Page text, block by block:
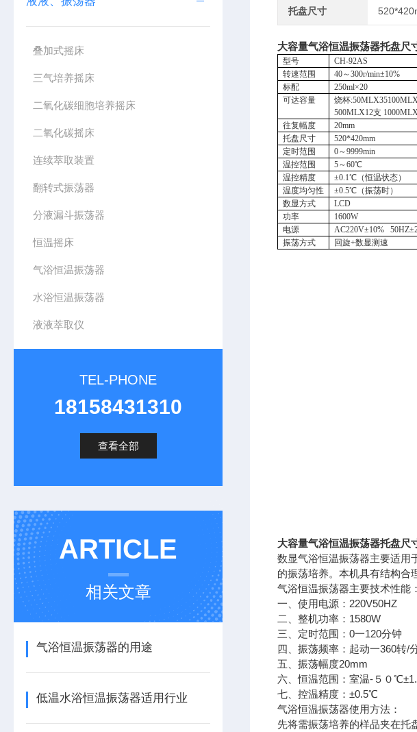
叠加式摇床
三气培养摇床
二氧化碳细胞培养摇床
二氧化碳摇床
连续萃取装置
翻转式振荡器
分液漏斗振荡器
恒温摇床
气浴恒温振荡器
水浴恒温振荡器
液液萃取仪
TEL-PHONE
18158431310
查看全部
ARTICLE
相关文章
气浴恒温振荡器的用途
低温水浴恒温振荡器适用行业
托盘尺寸
大容量气浴恒温振荡器托盘尺
型号 CH-92AS
转速范围
40～300r/min±10%
标配
250ml×20
可达容量
烧杯
500MLX12支
往复幅度
20mm
托盘尺寸
520*420mm
定时范围
0～9999min
温控范围
5～60℃
温控精度
±0.1℃（恒温状态）
温度均匀性
±0.5℃（振荡时）
数显方式
LCD
功率
1600W
电源
AC220V±10%
振荡方式
回旋+数显测速
大容量气浴恒温振荡器托盘尺
数显气浴恒温振荡器主要适用
的振荡培养。本机具有结构合
气浴恒温振荡器主要技术性能：
一、使用电源：220V50HZ
二、整机功率：1580W
三、定时范围：0一120分钟
四、振荡频率：起动一360转/
五、振荡幅度20mm
六、恒温范围：室温-５０
七、控温精度：±0.5℃
气浴恒温振荡器使用方法：
先将需振荡培养的样品夹在托